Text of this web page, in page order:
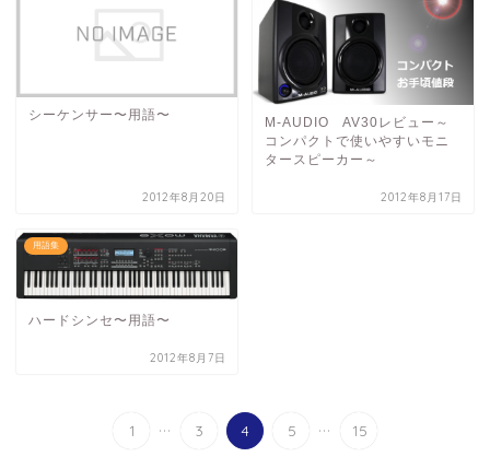
シーケンサー〜用語〜
2012年8月20日
M-AUDIO AV30レビュー～
コンパクトで使いやすいモニ
タースピーカー～
2012年8月17日
用語集
ハードシンセ〜用語〜
2012年8月7日
1 ... 3 4 5 ... 15